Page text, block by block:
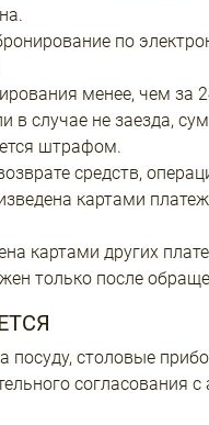
по
менее, чем за
в случае не заезда,
штрафом.
средств,
картами
картами других
только после
посуду, столовые
согласования